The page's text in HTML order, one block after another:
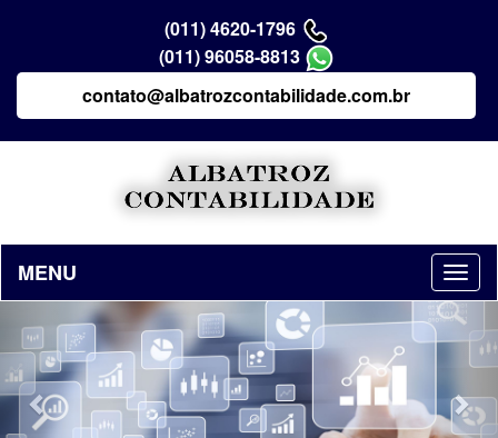
(011) 4620-1796
(011) 96058-8813
contato@albatrozcontabilidade.com.br
MENU
Previous